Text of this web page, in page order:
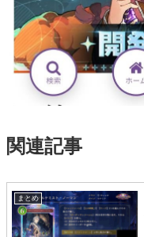
関連記事
まとめ